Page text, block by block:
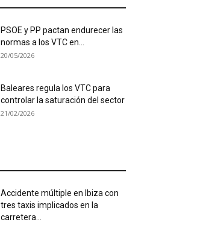
PSOE y PP pactan endurecer las
normas a los VTC en...
20/05/2026
Baleares regula los VTC para
controlar la saturación del sector
21/02/2026
Accidente múltiple en Ibiza con
tres taxis implicados en la
carretera...